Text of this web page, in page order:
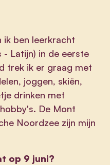
ik ben leerkracht
- Latijn) in de eerste
trek ik er graag met
joggen, skiën,
drinken met
De Mont
Noordzee zijn mijn
op 9 juni?